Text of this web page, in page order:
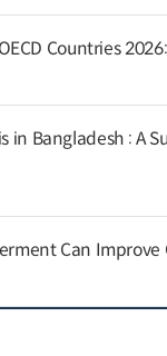
Countries
in Bangladesh : A
Can Improve